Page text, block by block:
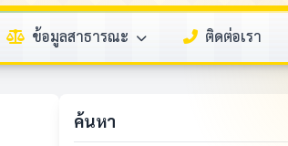
ข้อมูลสาธารณะ ติดต่อเรา
ค้นหา